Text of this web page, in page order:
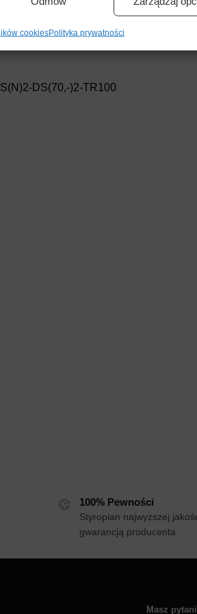
oszustwom i
i prezentowanie reklam i treści,
cookiesPolityka prywatności
DS(70,-)2-TR100
100% Pewności
Styropian najwyższej
gwarancją producenta
Masz